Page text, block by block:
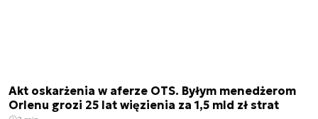
Akt oskarżenia w aferze OTS. Byłym menedżerom
Orlenu grozi 25 lat więzienia za 1,5 mld zł strat